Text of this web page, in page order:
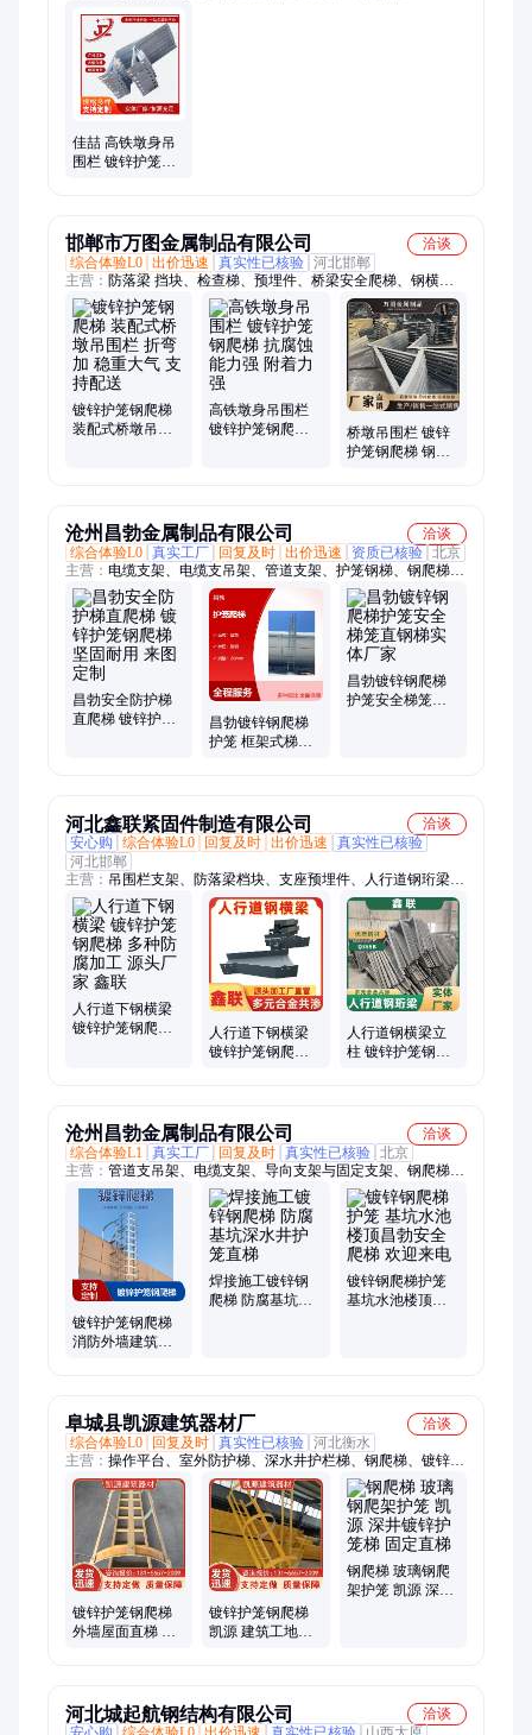
佳喆 高铁墩身吊
围栏 镀锌护笼钢
邯郸市万图金属制品有限公司
洽谈
综合体验L0 出价迅速 真实性已核验 河北邯郸
主营： 防落梁 挡块、检查梯、预埋件、桥梁安全爬梯、钢横
梁、吊围栏、地脚螺栓
镀锌护笼钢爬梯
装配式桥墩吊围
高铁墩身吊围栏
镀锌护笼钢爬梯
桥墩吊围栏 镀锌
护笼钢爬梯 钢构
沧州昌勃金属制品有限公司
洽谈
综合体验L0 真实工厂 回复及时 出价迅速 资质已核验 北京
主营： 电缆支架、电缆支吊架、管道支架、护笼钢梯、钢爬梯、
镀锌钢梯、钢斜梯、钢梯、钢直梯、管道支座
昌勃安全防护梯
直爬梯 镀锌护笼
昌勃镀锌钢爬梯
护笼 框架式梯笼
昌勃镀锌钢爬梯
护笼安全梯笼直
河北鑫联紧固件制造有限公司
洽谈
安心购
综合体验L0 回复及时 出价迅速
真实性已核验
河北邯郸
主营： 吊围栏支架、防落梁档块、支座预埋件、人行道钢珩梁、
声屏障立柱、铁路预埋件、公路预埋件
人行道下钢横梁
镀锌护笼钢爬梯
人行道下钢横梁
镀锌护笼钢爬梯
人行道钢横梁立
柱 镀锌护笼钢爬
沧州昌勃金属制品有限公司
洽谈
综合体验L1
真实工厂 回复及时 真实性已核验 北京
主营： 管道支吊架、电缆支架、导向支架与固定支架、钢爬梯、
护笼钢梯、护笼钢爬梯、隧道管廊钢爬梯、热镀锌电缆支架、图
集护笼爬梯、热镀锌爬梯、电缆沟支架、组合式电缆支架、电力
支架、蛭石管托、工业管道导向支架、管廊电缆支架
镀锌护笼钢爬梯
消防外墙建筑优
焊接施工镀锌钢
爬梯 防腐基坑深
镀锌钢爬梯护笼
基坑水池楼顶昌
阜城县凯源建筑器材厂
洽谈
综合体验L0
回复及时 真实性已核验 河北衡水
主营： 操作平台、室外防护梯、深水井护栏梯、钢爬梯、镀锌护
笼梯、钢筋防护棚、钢筋堆放架、安全梯笼、桩基孔防护罩、安
全通道、塔吊防攀爬、卸料平台、电梯井操作平台、废料池、茶
水亭、配电箱防护棚
镀锌护笼钢爬梯
外墙屋面直梯 污
镀锌护笼钢爬梯
凯源 建筑工地玻
钢爬梯 玻璃钢爬
架护笼 凯源 深井
河北城起航钢结构有限公司
洽谈